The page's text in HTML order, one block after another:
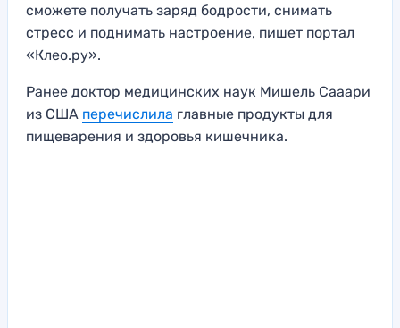
сможете получать заряд бодрости, снимать
стресс и поднимать настроение, пишет портал
«Клео.ру».
Ранее доктор медицинских наук Мишель Сааари
из США перечислила главные продукты для
пищеварения и здоровья кишечника.